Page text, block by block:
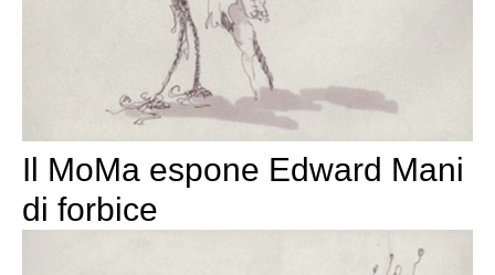
Il MoMa espone Edward Mani
di forbice